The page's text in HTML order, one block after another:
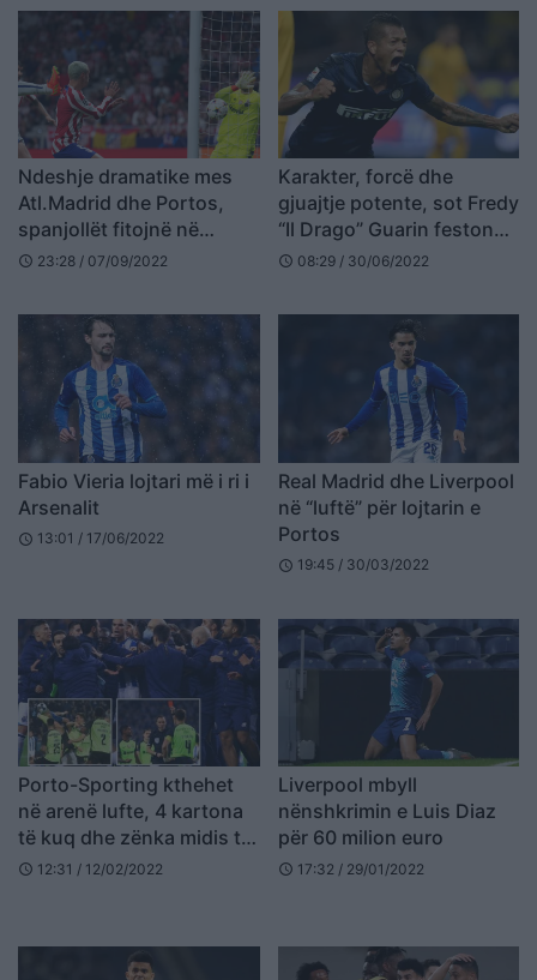
Ndeshje dramatike mes
Atl.Madrid dhe Portos,
spanjollët fitojnë në
“frymën e fundit” (VIDEO)
schedule 23:28 / 07/09/2022
Karakter, forcë dhe
gjuajtje potente, sot Fredy
“Il Drago” Guarin feston
ditëlindjen
schedule 08:29 / 30/06/2022
Fabio Vieria lojtari më i ri i
Arsenalit
schedule 13:01 / 17/06/2022
Real Madrid dhe Liverpool
në “luftë” për lojtarin e
Portos
schedule 19:45 / 30/03/2022
Porto-Sporting kthehet
në arenë lufte, 4 kartona
të kuq dhe zënka midis të
gjithëve
schedule 12:31 / 12/02/2022
Liverpool mbyll
nënshkrimin e Luis Diaz
për 60 milion euro
schedule 17:32 / 29/01/2022